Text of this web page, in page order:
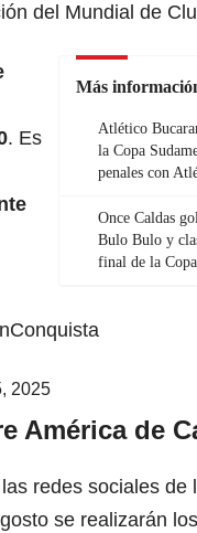
del Mundial de
Más
Atlético
la Copa
penales con
Once Caldas
Bulo Bulo y
final de la
. Es
2025
América de
redes sociales de
se realizarán